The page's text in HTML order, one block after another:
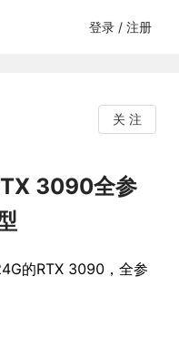
登录 / 注册
关 注
3090全参
的RTX 3090，全参